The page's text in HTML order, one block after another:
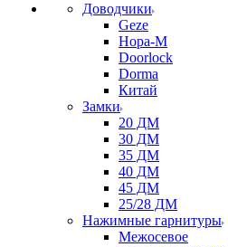
Доводчики
Geze
Нора-М
Doorlock
Dorma
Китай
Замки
20 ДМ
30 ДМ
35 ДМ
40 ДМ
45 ДМ
25/28 ДМ
Нажимные гарнитуры
Межосевое